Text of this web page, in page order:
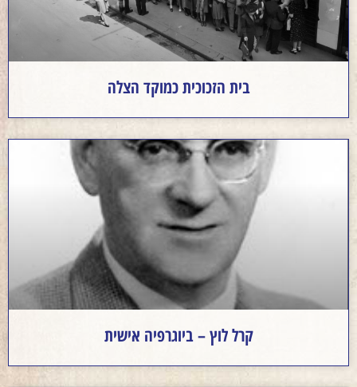
בית הזכוכית כמוקד הצלה
קרל לוץ – ביוגרפיה אישית